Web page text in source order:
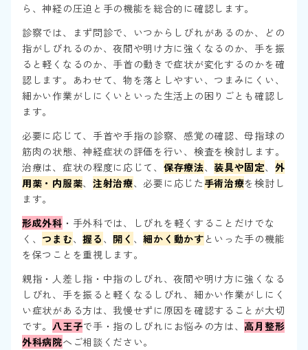
ら、神経の圧迫と手の機能を総合的に確認します。
診察では、まず問診で、いつからしびれがあるのか、どの
指がしびれるのか、夜間や明け方に強くなるのか、手を振
ると軽くなるのか、手首の動きで症状が変化するのかを確
認します。あわせて、物を落としやすい、つまみにくい、
細かい作業がしにくいといった生活上の困りごとも確認し
ます。
必要に応じて、手首や手指の診察、感覚の確認、母指球の
筋肉の状態、神経症状の評価を行い、検査を検討します。
治療は、症状の程度に応じて、 保存療法、 装具や固定、 外
用薬・内服薬、 注射治療、必要に応じた 手術治療を検討し
ます。
形成外科 ・手外科では、しびれを軽くすることだけでな
く、 つまむ、握る 、 開く 、細かく動かす といった手の機能
を保つことを重視します。
親指・人差し指・中指のしびれ、夜間や明け方に強くなる
しびれ、手を振ると軽くなるしびれ、細かい作業がしにく
い症状がある方は、我慢せずに原因を確認することが大切
です。八王子で手・指のしびれにお悩みの方は、 高月整形
外科病院へご相談ください。